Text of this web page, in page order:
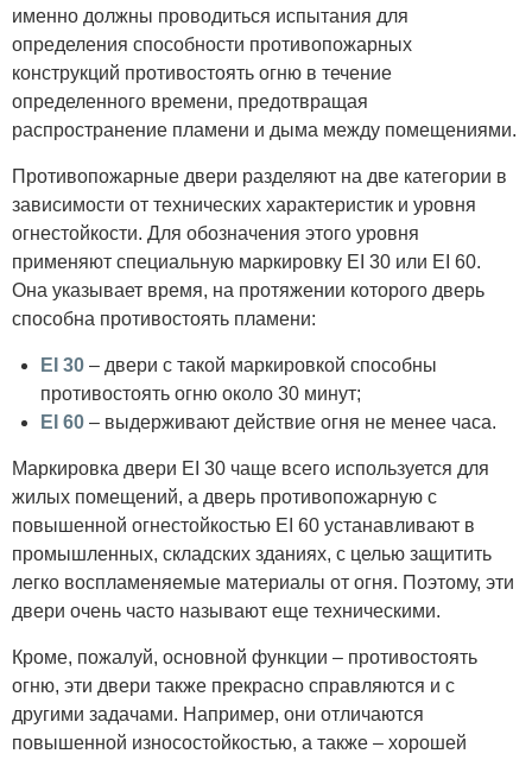
именно должны проводиться испытания для
определения способности противопожарных
конструкций противостоять огню в течение
определенного времени, предотвращая
распространение пламени и дыма между помещениями.
Противопожарные двери разделяют на две категории в
зависимости от технических характеристик и уровня
огнестойкости. Для обозначения этого уровня
применяют специальную маркировку EI 30 или EI 60.
Она указывает время, на протяжении которого дверь
способна противостоять пламени:
EI 30 – двери с такой маркировкой способны
противостоять огню около 30 минут;
EI 60 – выдерживают действие огня не менее часа.
Маркировка двери EI 30 чаще всего используется для
жилых помещений, а дверь противопожарную с
повышенной огнестойкостью EI 60 устанавливают в
промышленных, складских зданиях, с целью защитить
легко воспламеняемые материалы от огня. Поэтому, эти
двери очень часто называют еще техническими.
Кроме, пожалуй, основной функции – противостоять
огню, эти двери также прекрасно справляются и с
другими задачами. Например, они отличаются
повышенной износостойкостью, а также – хорошей